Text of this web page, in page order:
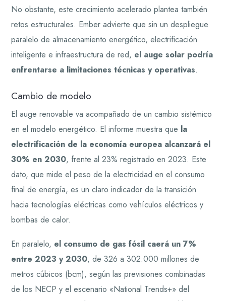
No obstante, este crecimiento acelerado plantea también
retos estructurales. Ember advierte que sin un despliegue
paralelo de almacenamiento energético, electrificación
inteligente e infraestructura de red, el auge solar podría
enfrentarse a limitaciones técnicas y operativas.
Cambio de modelo
El auge renovable va acompañado de un cambio sistémico
en el modelo energético. El informe muestra que la
electrificación de la economía europea alcanzará el
30% en 2030, frente al 23% registrado en 2023. Este
dato, que mide el peso de la electricidad en el consumo
final de energía, es un claro indicador de la transición
hacia tecnologías eléctricas como vehículos eléctricos y
bombas de calor.
En paralelo, el consumo de gas fósil caerá un 7%
entre 2023 y 2030, de 326 a 302.000 millones de
metros cúbicos (bcm), según las previsiones combinadas
de los NECP y el escenario «National Trends+» del